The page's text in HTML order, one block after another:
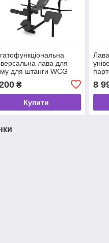
лава для
для штанги WCG
скотта в
₴
Купити
8